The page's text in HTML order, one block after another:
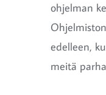
ohjelman
edelleen,
meitä